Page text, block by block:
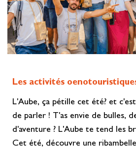
Les activités
L'Aube, ça pétille cet été? et
de parler ! T'as envie de bulles,
d'aventure ? L'Aube te tend les
Cet été, découvre une